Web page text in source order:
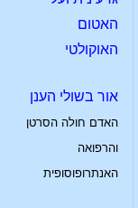
האטום
האוקולטי
אור בשולי הענן
האדם חולה הסרטן
והרפואה
האנתרופוסופית